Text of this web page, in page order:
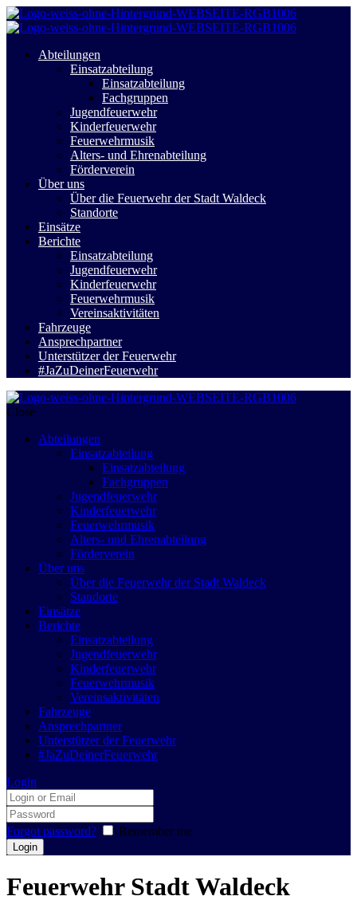
Abteilungen
Einsatzabteilung
Einsatzabteilung
Fachgruppen
Jugendfeuerwehr
Kinderfeuerwehr
Feuerwehrmusik
Alters- und Ehrenabteilung
Förderverein
Über uns
Über die Feuerwehr der Stadt Waldeck
Standorte
Einsätze
Berichte
Einsatzabteilung
Jugendfeuerwehr
Kinderfeuerwehr
Feuerwehrmusik
Vereinsaktivitäten
Fahrzeuge
Ansprechpartner
Unterstützer der Feuerwehr
#JaZuDeinerFeuerwehr
Close
Abteilungen
Einsatzabteilung
Einsatzabteilung
Fachgruppen
Jugendfeuerwehr
Kinderfeuerwehr
Feuerwehrmusik
Alters- und Ehrenabteilung
Förderverein
Über uns
Über die Feuerwehr der Stadt Waldeck
Standorte
Einsätze
Berichte
Einsatzabteilung
Jugendfeuerwehr
Kinderfeuerwehr
Feuerwehrmusik
Vereinsaktivitäten
Fahrzeuge
Ansprechpartner
Unterstützer der Feuerwehr
#JaZuDeinerFeuerwehr
Login
Forgot password? Remember me
Feuerwehr Stadt Waldeck